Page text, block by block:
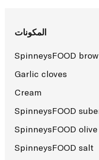
المكونات
SpinneysFOOD
Garlic cloves
Cream
SpinneysFOOD
SpinneysFOOD
SpinneysFOOD salt